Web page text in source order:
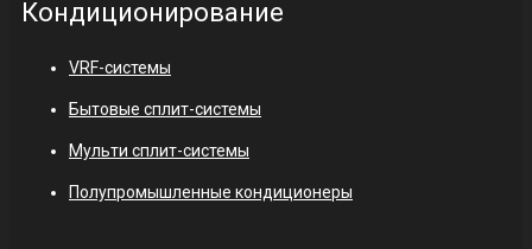
Кондиционирование
VRF-системы
Бытовые сплит-системы
Мульти сплит-системы
Полупромышленные кондиционеры